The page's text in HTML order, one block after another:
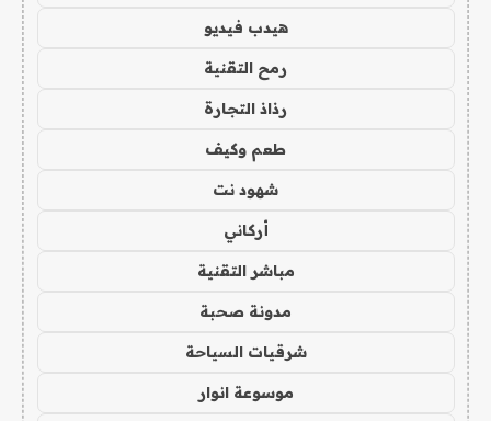
هيدب فيديو
رمح التقنية
رذاذ التجارة
طعم وكيف
شهود نت
أركاني
مباشر التقنية
مدونة صحبة
شرقيات السياحة
موسوعة انوار